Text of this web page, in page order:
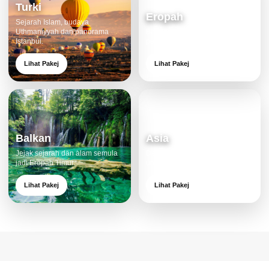
Turki
Sejarah Islam, budaya
Uthmaniyyah dan panorama
Istanbul.
Lihat Pakej
Eropah
Lihat Pakej
Balkan
Jejak sejarah dan alam semula
jadi Eropah Timur.
Lihat Pakej
Asia
Lihat Pakej